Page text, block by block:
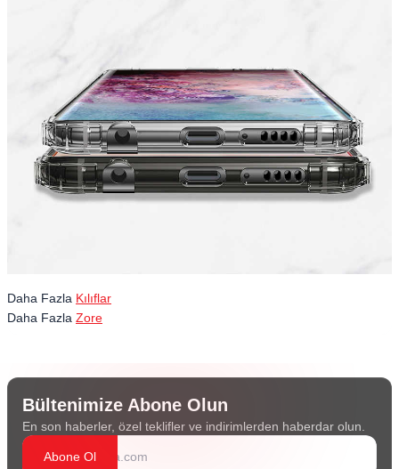
Daha Fazla Kılıflar
Daha Fazla Zore
Bültenimize Abone Olun
En son haberler, özel teklifler ve indirimlerden haberdar olun.
Abone Ol